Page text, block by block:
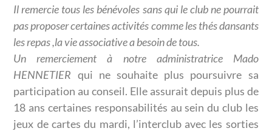
Il remercie tous les bénévoles sans qui le club ne pourrait
pas proposer certaines activités comme les thés dansants
les repas ,la vie associative a besoin de tous.
Un remerciement à notre administratrice Mado
HENNETIER qui ne souhaite plus poursuivre sa
participation au conseil. Elle assurait depuis plus de
18 ans certaines responsabilités au sein du club les
jeux de cartes du mardi, l’interclub avec les sorties